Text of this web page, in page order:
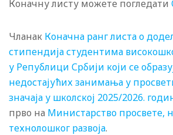
Коначну листу можете погледати
Чланак Коначна ранг листа о
стипендија студентима
у Републици Србији који се
недостајућих занимања у
значаја у школској 2025/2026.
прво на Министарство просвете,
технолошког развоја.